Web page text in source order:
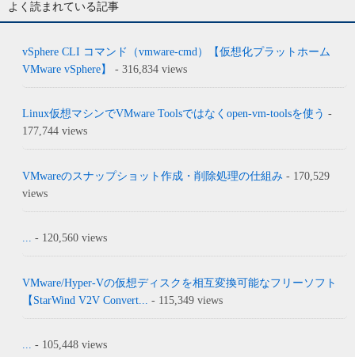
よく読まれている記事
vSphere CLI コマンド（vmware-cmd）【仮想化プラットホーム
VMware vSphere】
- 316,834 views
Linux仮想マシンでVMware Toolsではなくopen-vm-toolsを使う -
177,744 views
VMwareのスナップショット作成・削除処理の仕組み - 170,529
views
... - 120,560 views
VMware/Hyper-Vの仮想ディスクを相互変換可能なフリーソフト
【StarWind V2V Convert...
- 115,349 views
... - 105,448 views